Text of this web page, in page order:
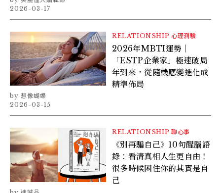
2026-03-17
RELATIONSHIP 心理測驗
2026年MBTI運勢｜
「ESTP企業家」極速破局
年到來，從隨機應變進化成
精準佈局
想像蝴蝶
2026-03-15
RELATIONSHIP 聊心事
《別再騙自己》10句醒腦語
錄：看清真相人生更自由！
很多時候困住你的其實是自
己